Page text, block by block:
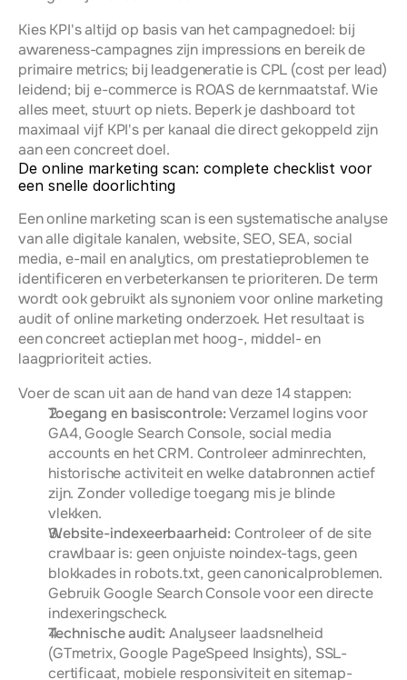
Kies KPI's altijd op basis van het campagnedoel: bij
awareness-campagnes zijn impressions en bereik de
primaire metrics; bij leadgeneratie is CPL (cost per lead)
leidend; bij e-commerce is ROAS de kernmaatstaf. Wie
alles meet, stuurt op niets. Beperk je dashboard tot
maximaal vijf KPI's per kanaal die direct gekoppeld zijn
aan een concreet doel.
De online marketing scan: complete checklist voor
een snelle doorlichting
Een online marketing scan is een systematische analyse
van alle digitale kanalen, website, SEO, SEA, social
media, e-mail en analytics, om prestatieproblemen te
identificeren en verbeterkansen te prioriteren. De term
wordt ook gebruikt als synoniem voor online marketing
audit of online marketing onderzoek. Het resultaat is
een concreet actieplan met hoog-, middel- en
laagprioriteit acties.
Voer de scan uit aan de hand van deze 14 stappen:
Toegang en basiscontrole: Verzamel logins voor
GA4, Google Search Console, social media
accounts en het CRM. Controleer adminrechten,
historische activiteit en welke databronnen actief
zijn. Zonder volledige toegang mis je blinde
vlekken.
Website-indexeerbaarheid: Controleer of de site
crawlbaar is: geen onjuiste noindex-tags, geen
blokkades in robots.txt, geen canonicalproblemen.
Gebruik Google Search Console voor een directe
indexeringscheck.
Technische audit: Analyseer laadsnelheid
(GTmetrix, Google PageSpeed Insights), SSL-
certificaat, mobiele responsiviteit en sitemap-